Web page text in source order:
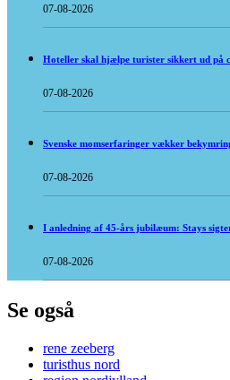
07-08-2026
Hoteller skal hjælpe turister sikkert ud på
07-08-2026
Svenske momserfaringer vækker
07-08-2026
I anledning af 45-års jubilæum: Stays
07-08-2026
Se også
rene zeeberg
turisthus nord